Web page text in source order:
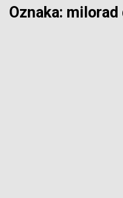
Oznaka: milorad